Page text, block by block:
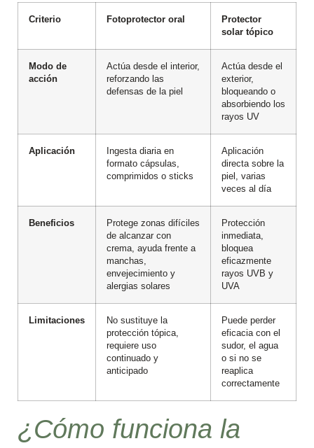
Criterio Fotoprotector oral
Protector
solar tópico
Modo de
acción
Actúa desde el interior,
reforzando las
defensas de la piel
Actúa desde el
exterior,
bloqueando o
absorbiendo los
rayos UV
Aplicación
Ingesta diaria en
formato cápsulas,
comprimidos o sticks
Aplicación
directa sobre la
piel, varias
veces al día
Beneficios
Protege zonas difíciles
de alcanzar con
crema, ayuda frente a
manchas,
envejecimiento y
alergias solares
Protección
inmediata,
bloquea
eficazmente
rayos UVB y
UVA
Limitaciones
No sustituye la
protección tópica,
requiere uso
continuado y
anticipado
Puede perder
eficacia con el
sudor, el agua
o si no se
reaplica
correctamente
¿Cómo funciona la